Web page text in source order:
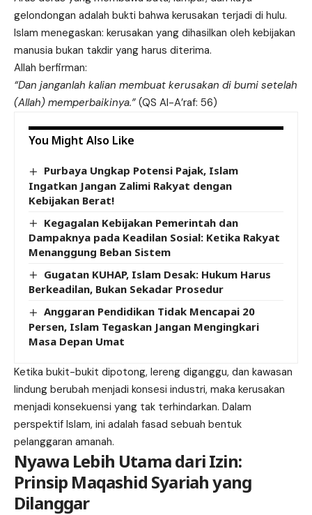
gelondongan adalah bukti bahwa kerusakan terjadi di hulu.
Islam menegaskan: kerusakan yang dihasilkan oleh kebijakan
manusia bukan takdir yang harus diterima.
Allah berfirman:
“Dan janganlah kalian membuat kerusakan di bumi setelah
(Allah) memperbaikinya.” (QS Al-A’raf: 56)
You Might Also Like
Purbaya Ungkap Potensi Pajak, Islam
Ingatkan Jangan Zalimi Rakyat dengan
Kebijakan Berat!
Kegagalan Kebijakan Pemerintah dan
Dampaknya pada Keadilan Sosial: Ketika Rakyat
Menanggung Beban Sistem
Gugatan KUHAP, Islam Desak: Hukum Harus
Berkeadilan, Bukan Sekadar Prosedur
Anggaran Pendidikan Tidak Mencapai 20
Persen, Islam Tegaskan Jangan Mengingkari
Masa Depan Umat
Ketika bukit-bukit dipotong, lereng diganggu, dan kawasan
lindung berubah menjadi konsesi industri, maka kerusakan
menjadi konsekuensi yang tak terhindarkan. Dalam
perspektif Islam, ini adalah fasad sebuah bentuk
pelanggaran amanah.
Nyawa Lebih Utama dari Izin:
Prinsip Maqashid Syariah yang
Dilanggar